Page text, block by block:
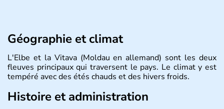
Géographie et climat
L'Elbe et la Vitava (Moldau en allemand) sont les deux
fleuves principaux qui traversent le pays. Le climat y est
tempéré avec des étés chauds et des hivers froids.
Histoire et administration